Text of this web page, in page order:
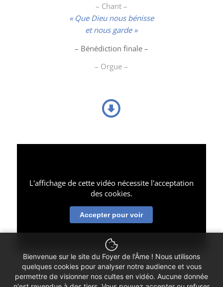
– Chant –
« Que Dieu nous bénisse
et nous garde »
– Bénédiction finale –
– Orgue –
L'affichage de cette vidéo nécessite l'acceptation
des cookies.
Accepter pour voir
Bienvenue sur le site du Foyer de l'Âme ! Nous utilisons
quelques cookies pour analyser notre audience et vous
permettre de visionner nos cultes en vidéo. Aucune donnée